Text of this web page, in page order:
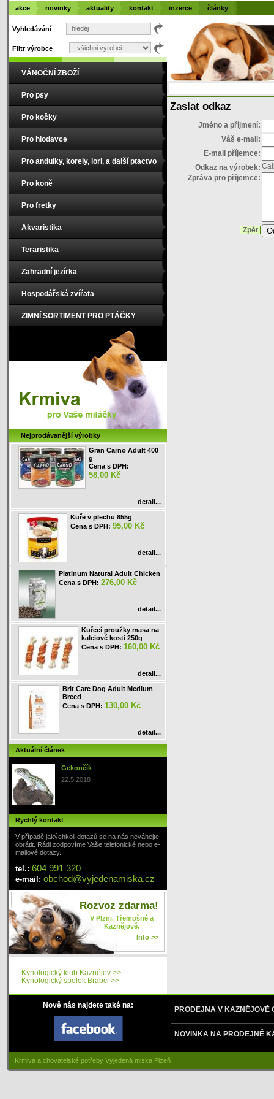
Zaslat odkaz
Jméno a příjmení:
Váš e-mail:
E-mail příjemce:
Odkaz na výrobek:
Zpráva pro příjemce:
Zpět
Vyhledávání
Filtr výrobce
VÁNOČNÍ ZBOŽÍ
Pro psy
Pro kočky
Pro hlodavce
Pro andulky, korely, lori, a další ptactvo
Pro koně
Pro fretky
Akvaristika
Teraristika
Zahradní jezírka
Hospodářská zvířata
ZIMNÍ SORTIMENT PRO PTÁČKY
Nejprodávanější výrobky
Gran Carno Adult 400
g
Cena s DPH:
58,00 Kč
detail...
Kuře v plechu 855g
Cena s DPH: 95,00 Kč
detail...
Platinum Natural Adult Chicken
Cena s DPH: 276,00 Kč
detail...
Kuřecí proužky masa na
kalciové kosti 250g
Cena s DPH: 160,00 Kč
detail...
Brit Care Dog Adult Medium
Breed
Cena s DPH: 130,00 Kč
detail...
Aktuální článek
Gekončík
22.5.2018
Rychlý kontakt
V případě jakýchkoli dotazů se na nás neváhejte
obrátit. Rádi zodpovíme Vaše telefonické nebo e-
mailové dotazy.
tel.: 604 991 320
e-mail: obchod@vyjedenamiska.cz
Rozvoz zdarma!
V Plzni, Třemošné a
Kaznějově.
Info >>
Kynologický klub Kaznějov >>
Kynologický spolek Brabci >>
Nově nás najdete také na: PRODEJNA V KAZNĚJOVĚ
NOVINKA NA PRODEJNĚ
Krmiva a chovatelské potřeby Vyjedená miska Plzeň
akce novinky aktuality kontakt inzerce články